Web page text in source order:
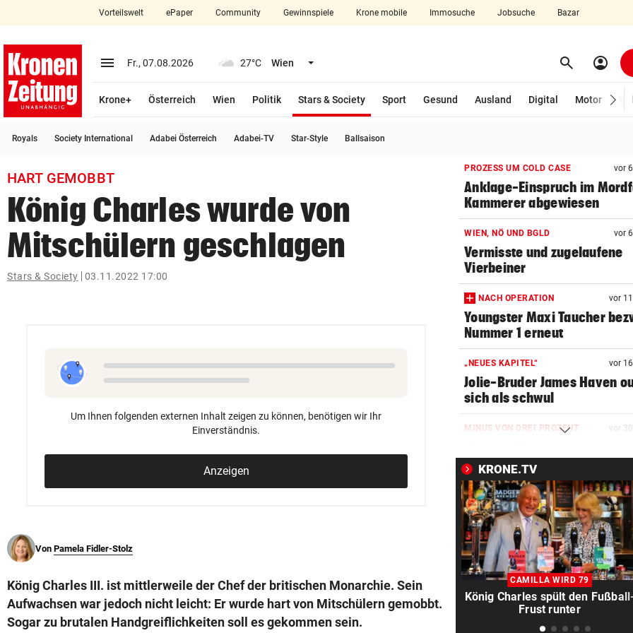
closeSchließen
account_circle Anmelden
arrow_right
bookmark
search
Suchbegriff
eingeben
Vorteilswelt ePaper Community Gewinnspiele Krone mobile Immosuche Jobsuche Bazar
menu Menü aufklappen
Fr., 07.08.2026 27°C Wien Menü aufklappen search Suchen
account_circle
Krone+ Österreich Wien Politik Stars & Society
Sport
Gesund Ausland Digital Motor
Royals Society International Adabei Österreich Adabei-TV Star-Style Ballsaison
HART GEMOBBT
König Charles wurde von
Mitschülern geschlagen
Stars & Society 03.11.2022 17:00
Um Ihnen folgenden externen Inhalt zeigen zu können, benötigen wir Ihr
Einverständnis.
Anzeigen
Von Pamela Fidler-Stolz
König Charles III. ist mittlerweile der Chef der britischen Monarchie. Sein
Aufwachsen war jedoch nicht leicht: Er wurde hart von Mitschülern gemobbt.
Sogar zu brutalen Handgreiflichkeiten soll es gekommen sein.
PROZESS UM COLD CASE vor
Anklage-Einspruch im
Kammerer abgewiesen
WIEN, NÖ UND BGLD vor
Vermisste und zugelaufene
Vierbeiner
NACH OPERATION vor
Youngster Maxi Taucher
Nummer 1 erneut
„NEUES KAPITEL“ vor
Jolie-Bruder James Haven
sich als schwul
MINUS VON DREI PROZENT vor
Quartal 2026
„STIMMT ABER NICHT“ vor 31
Wie Benko gegen seinen
Gusenbauer austeilt
SOMMERCUP 2026 vor
LIVE: Harder Handballfest
Kiel, Lemgo & Kriens
KRONE.TV
CAMILLA WIRD 79
König Charles spült den
Frust runter